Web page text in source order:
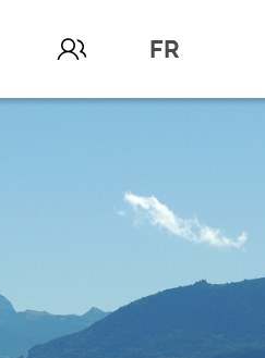
POUR VIVRE L’EXPÉRIENCE